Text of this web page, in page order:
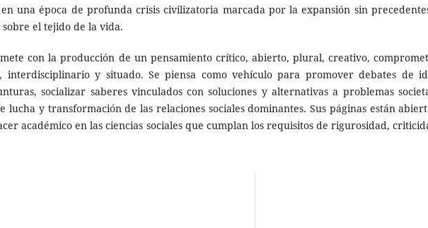
una época de profunda crisis civilizatoria marcada por la expansión sin
el tejido de la vida.
con la producción de un pensamiento crítico, abierto, plural, creativo,
interdisciplinario y situado. Se piensa como vehículo para promover debates de
socializar saberes vinculados con soluciones y alternativas a problemas
lucha y transformación de las relaciones sociales dominantes. Sus páginas están
académico en las ciencias sociales que cumplan los requisitos de rigurosidad,